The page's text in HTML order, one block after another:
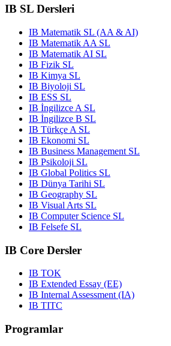
IB SL Dersleri
IB Matematik SL (AA & AI)
IB Matematik AA SL
IB Matematik AI SL
IB Fizik SL
IB Kimya SL
IB Biyoloji SL
IB ESS SL
IB İngilizce A SL
IB İngilizce B SL
IB Türkçe A SL
IB Ekonomi SL
IB Business Management SL
IB Psikoloji SL
IB Global Politics SL
IB Dünya Tarihi SL
IB Geography SL
IB Visual Arts SL
IB Computer Science SL
IB Felsefe SL
IB Core Dersler
IB TOK
IB Extended Essay (EE)
IB Internal Assessment (IA)
IB TITC
Programlar